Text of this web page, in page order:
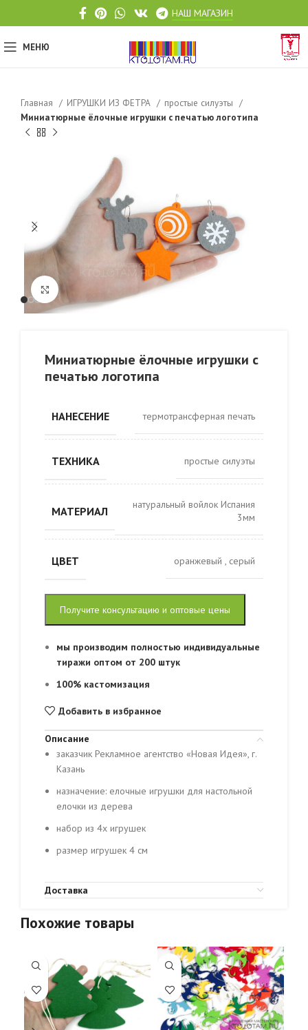
НАШ МАГАЗИН
МЕНЮ
Главная ИГРУШКИ ИЗ ФЕТРА
простые силуэты
Миниатюрные ёлочные игрушки с печатью логотипа
Click to enlarge
Миниатюрные ёлочные игрушки с
печатью логотипа
НАНЕСЕНИЕ термотрансферная печать
ТЕХНИКА простые силуэты
МАТЕРИАЛ
натуральный войлок Испания
3мм
ЦВЕТ оранжевый , серый
Получите консультацию и оптовые цены
мы производим полностью индивидуальные
тиражи оптом от 200 штук
100% кастомизация
Добавить в избранное
Описание
заказчик Рекламное агентство «Новая Идея», г.
Казань
назначение: елочные игрушки для настольной
елочки из дерева
набор из 4х игрушек
размер игрушек 4 см
Доставка
Похожие товары